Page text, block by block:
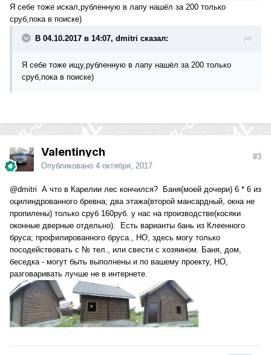
Я себе тоже искал,рубленную в лапу нашёл за 200 только
сруб,пока в поиске)
В 04.10.2017 в 14:07, dmitri сказал:
Я себе тоже ищу,рубленную в лапу нашёл за 200 только
сруб,пока в поиске)
Valentinych
Опубликовано 4 октября, 2017
#3
@dmitri А что в Карелии лес кончился? Баня(моей дочери) 6 * 6 из
оцилиндрованного бревна; два этажа(второй мансардный, окна не
пропилены) только сруб 160руб. у нас на производстве(косяки
оконные дверные отдельно). Есть варианты бань из Клеенного
бруса; профилированного бруса., НО, здесь могу только
посодействовать с № тел., или свести с хозяином. Баня, дом,
беседка - могут быть выполнены и по вашему проекту, НО,
разговаривать лучше не в интернете.